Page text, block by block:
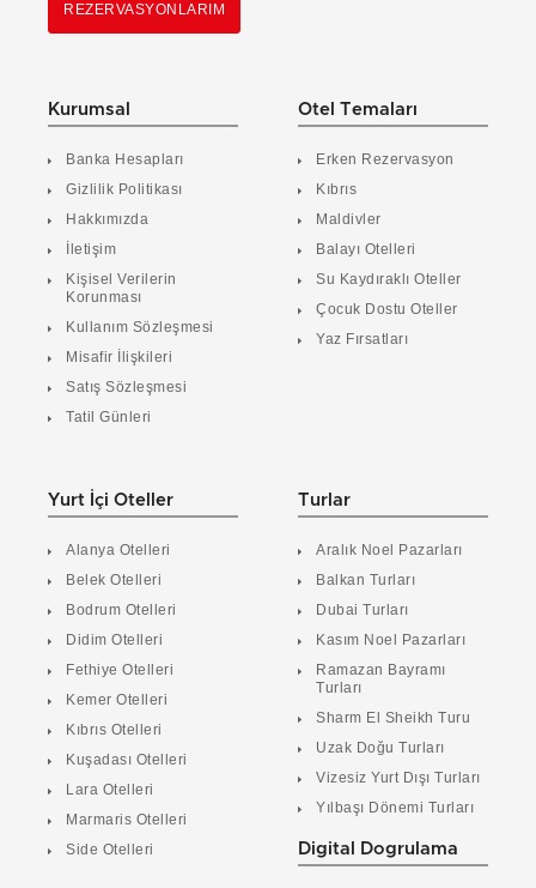
REZERVASYONLARIM
Kurumsal
Banka Hesapları
Gizlilik Politikası
Hakkımızda
İletişim
Kişisel Verilerin
Korunması
Kullanım Sözleşmesi
Misafir İlişkileri
Satış Sözleşmesi
Tatil Günleri
Otel Temaları
Erken Rezervasyon
Kıbrıs
Maldivler
Balayı Otelleri
Su Kaydıraklı Oteller
Çocuk Dostu Oteller
Yaz Fırsatları
Yurt İçi Oteller
Alanya Otelleri
Belek Otelleri
Bodrum Otelleri
Didim Otelleri
Fethiye Otelleri
Kemer Otelleri
Kıbrıs Otelleri
Kuşadası Otelleri
Lara Otelleri
Marmaris Otelleri
Side Otelleri
Turlar
Aralık Noel Pazarları
Balkan Turları
Dubai Turları
Kasım Noel Pazarları
Ramazan Bayramı
Turları
Sharm El Sheikh Turu
Uzak Doğu Turları
Vizesiz Yurt Dışı Turları
Yılbaşı Dönemi Turları
Digital Dogrulama